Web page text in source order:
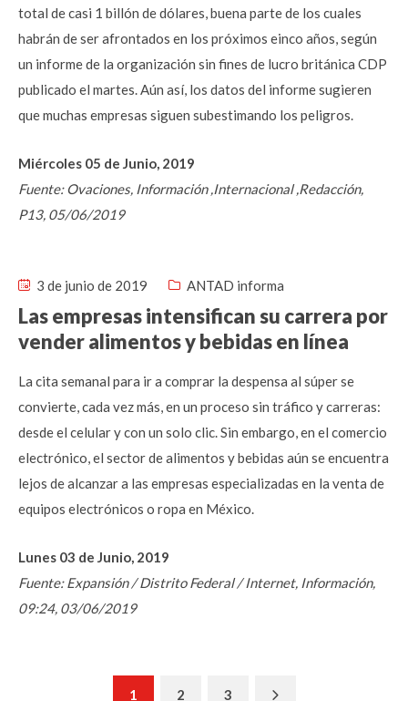
total de casi 1 billón de dólares, buena parte de los cuales
habrán de ser afrontados en los próximos einco años, según
un informe de la organización sin fines de lucro británica CDP
publicado el martes. Aún así, los datos del informe sugieren
que muchas empresas siguen subestimando los peligros.
Miércoles 05 de Junio, 2019
Fuente: Ovaciones, Información ,Internacional ,Redacción,
P13, 05/06/2019
3 de junio de 2019 ANTAD informa
Las empresas intensifican su carrera por
vender alimentos y bebidas en línea
La cita semanal para ir a comprar la despensa al súper se
convierte, cada vez más, en un proceso sin tráfico y carreras:
desde el celular y con un solo clic. Sin embargo, en el comercio
electrónico, el sector de alimentos y bebidas aún se encuentra
lejos de alcanzar a las empresas especializadas en la venta de
equipos electrónicos o ropa en México.
Lunes 03 de Junio, 2019
Fuente: Expansión / Distrito Federal / Internet, Información,
09:24, 03/06/2019
1 2 3